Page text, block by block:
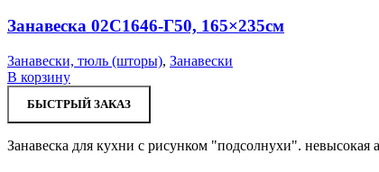
Занавеска 02С1646-Г50, 165×235см
Занавески, тюль (шторы), Занавески
В корзину
БЫСТРЫЙ ЗАКАЗ
Занавеска для кухни с рисунком "подсолнухи".